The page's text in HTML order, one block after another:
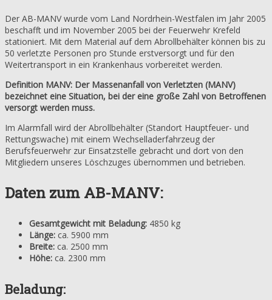
Der AB-MANV wurde vom Land Nordrhein-Westfalen im Jahr 2005
beschafft und im November 2005 bei der Feuerwehr Krefeld
stationiert. Mit dem Material auf dem Abrollbehälter können bis zu
50 verletzte Personen pro Stunde erstversorgt und für den
Weitertransport in ein Krankenhaus vorbereitet werden.
Definition MANV: Der Massenanfall von Verletzten (MANV)
bezeichnet eine Situation, bei der eine große Zahl von Betroffenen
versorgt werden muss.
Im Alarmfall wird der Abrollbehälter (Standort Hauptfeuer- und
Rettungswache) mit einem Wechselladerfahrzeug der
Berufsfeuerwehr zur Einsatzstelle gebracht und dort von den
Mitgliedern unseres Löschzuges übernommen und betrieben.
Daten zum AB-MANV:
Gesamtgewicht mit Beladung: 4850 kg
Länge: ca. 5900 mm
Breite: ca. 2500 mm
Höhe: ca. 2300 mm
Beladung: